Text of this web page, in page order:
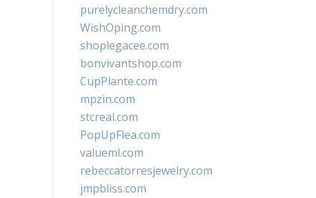
purelycleanchemdry.com
WishOping.com
shoplegacee.com
bonvivantshop.com
CupPlante.com
mpzin.com
stcreal.com
PopUpFlea.com
valueml.com
rebeccatorresjewelry.com
jmpbliss.com